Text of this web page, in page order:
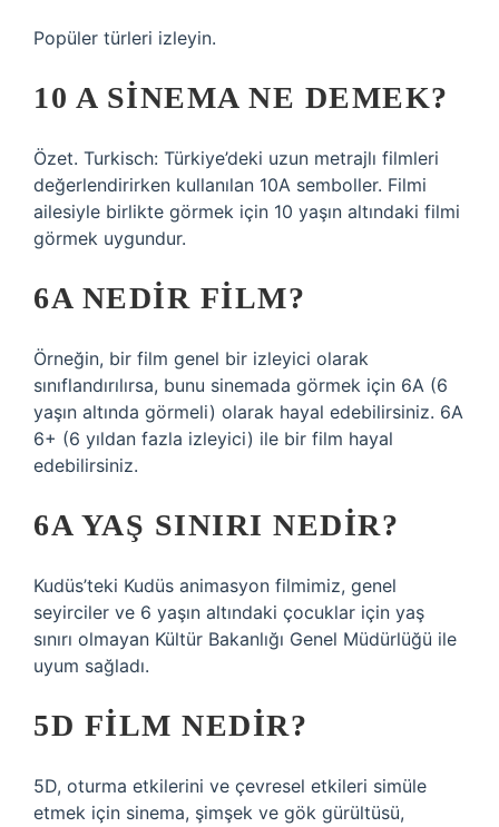
Popüler türleri izleyin.
10 A SINEMA NE DEMEK?
Özet. Turkisch: Türkiye’deki uzun metrajlı filmleri
değerlendirirken kullanılan 10A semboller. Filmi
ailesiyle birlikte görmek için 10 yaşın altındaki filmi
görmek uygundur.
6A NEDIR FILM?
Örneğin, bir film genel bir izleyici olarak
sınıflandırılırsa, bunu sinemada görmek için 6A (6
yaşın altında görmeli) olarak hayal edebilirsiniz. 6A
6+ (6 yıldan fazla izleyici) ile bir film hayal
edebilirsiniz.
6A YAŞ SINIRI NEDIR?
Kudüs’teki Kudüs animasyon filmimiz, genel
seyirciler ve 6 yaşın altındaki çocuklar için yaş
sınırı olmayan Kültür Bakanlığı Genel Müdürlüğü ile
uyum sağladı.
5D FILM NEDIR?
5D, oturma etkilerini ve çevresel etkileri simüle
etmek için sinema, şimşek ve gök gürültüsü,